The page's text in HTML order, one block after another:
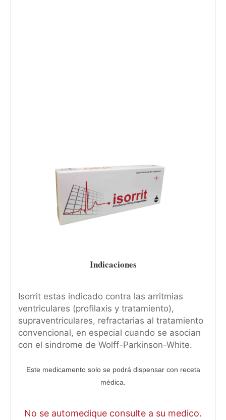
Indicaciones
Isorrit estas indicado contra las arritmias
ventriculares (profilaxis y tratamiento),
supraventriculares, refractarias al tratamiento
convencional, en especial cuando se asocian
con el sindrome de Wolff-Parkinson-White.
Este medicamento solo se podrá dispensar con receta
médica.
No se automedique consulte a su medico.